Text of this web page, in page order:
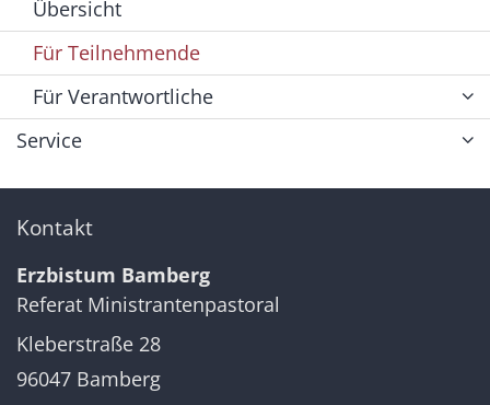
Übersicht
Für Teilnehmende
Für Verantwortliche
Service
Kontakt
Erzbistum Bamberg
Referat Ministrantenpastoral
Kleberstraße 28
96047 Bamberg